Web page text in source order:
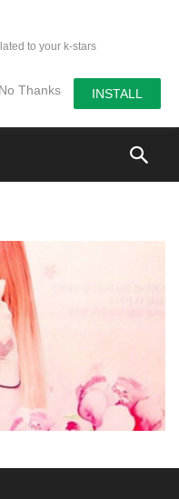
to your k-stars
No Thanks INSTALL